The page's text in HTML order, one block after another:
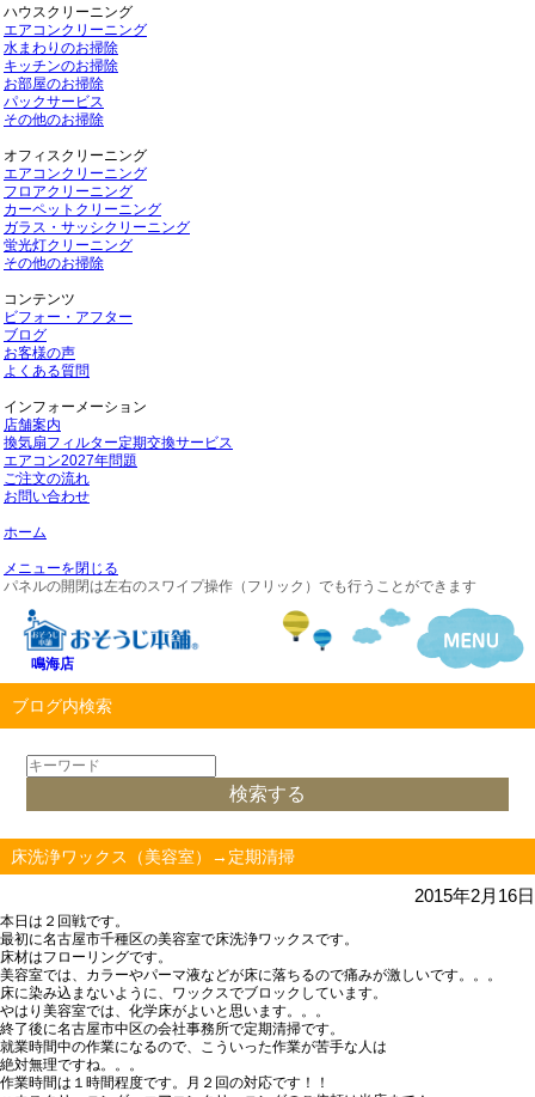
ハウスクリーニング
エアコンクリーニング
水まわりのお掃除
キッチンのお掃除
お部屋のお掃除
パックサービス
その他のお掃除
オフィスクリーニング
エアコンクリーニング
フロアクリーニング
カーペットクリーニング
ガラス・サッシクリーニング
蛍光灯クリーニング
その他のお掃除
コンテンツ
ビフォー・アフター
ブログ
お客様の声
よくある質問
インフォーメーション
店舗案内
換気扇フィルター定期交換サービス
エアコン2027年問題
ご注文の流れ
お問い合わせ
ホーム
メニューを閉じる
パネルの開閉は左右のスワイプ操作（フリック）でも行うことができます
鳴海店
ブログ内検索
床洗浄ワックス（美容室）→定期清掃
2015年2月16日
本日は２回戦です。
最初に名古屋市千種区の美容室で床洗浄ワックスです。
床材はフローリングです。
美容室では、カラーやパーマ液などが床に落ちるので痛みが激しいです。。。
床に染み込まないように、ワックスでブロックしています。
やはり美容室では、化学床がよいと思います。。。
終了後に名古屋市中区の会社事務所で定期清掃です。
就業時間中の作業になるので、こういった作業が苦手な人は
絶対無理ですね。。。
作業時間は１時間程度です。月２回の対応です！！